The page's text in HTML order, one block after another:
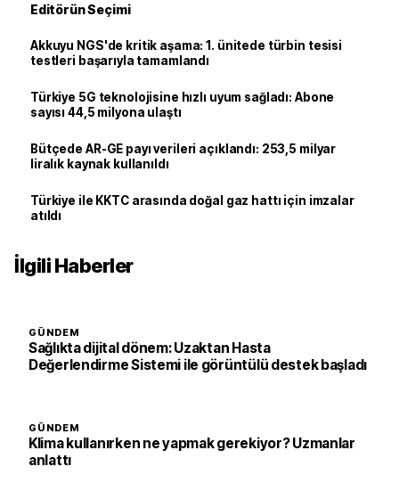
Editörün Seçimi
Akkuyu NGS'de kritik aşama: 1. ünitede türbin tesisi
testleri başarıyla tamamlandı
Türkiye 5G teknolojisine hızlı uyum sağladı: Abone
sayısı 44,5 milyona ulaştı
Bütçede AR-GE payı verileri açıklandı: 253,5 milyar
liralık kaynak kullanıldı
Türkiye ile KKTC arasında doğal gaz hattı için imzalar
atıldı
İlgili Haberler
GÜNDEM
Sağlıkta dijital dönem: Uzaktan Hasta
Değerlendirme Sistemi ile görüntülü destek başladı
GÜNDEM
Klima kullanırken ne yapmak gerekiyor? Uzmanlar
anlattı